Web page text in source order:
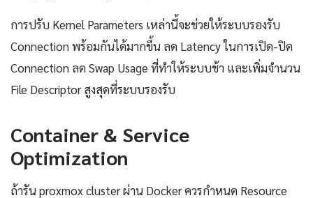
การปรับ Kernel Parameters เหล่านี้จะช่วยให้ระบบรองรับ
Connection พร้อมกันได้มากขึ้น ลด Latency ในการเปิด-ปิด
Connection ลด Swap Usage ที่ทำให้ระบบช้า และเพิ่มจำนวน
File Descriptor สูงสุดที่ระบบรองรับ
Container & Service
Optimization
ถ้ารัน proxmox cluster ผ่าน Docker ควรกำหนด Resource